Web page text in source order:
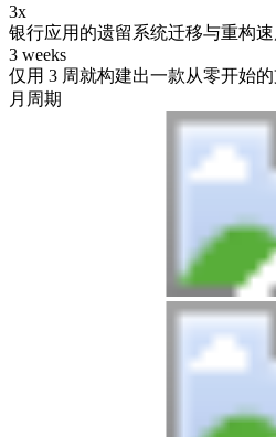
3x
银行应用的遗留系统迁移与重构
3 weeks
仅用 3 周就构建出一款从零开始
月周期